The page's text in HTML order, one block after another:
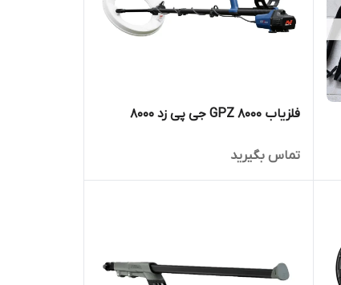
فلزیاب GPZ 8000 جی پی زد 8000
تماس بگیرید